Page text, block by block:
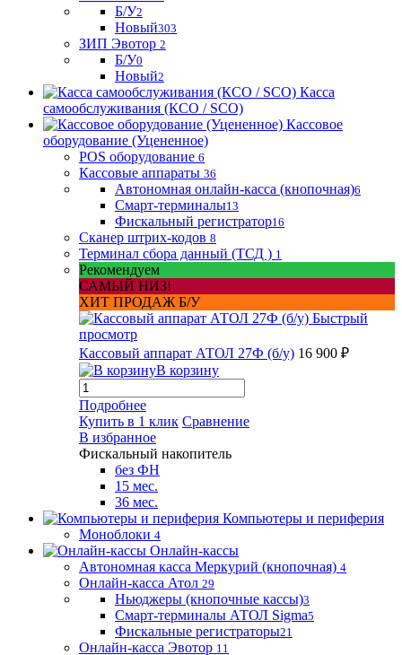
Б/У2
Новый303
ЗИП Эвотор 2
Б/У0
Новый2
Касса
самообслуживания (КСО / SCO)
Кассовое
оборудование (Уцененное)
POS оборудование 6
Кассовые аппараты 36
Автономная онлайн-касса (кнопочная)6
Смарт-терминалы13
Фискальный регистратор16
Сканер штрих-кодов 8
Терминал сбора данный (ТСД ) 1
Рекомендуем
САМЫЙ НИЗ!
ХИТ ПРОДАЖ Б/У
Быстрый
просмотр
Кассовый аппарат АТОЛ 27Ф (б/у) 16 900 ₽
В корзину
Подробнее
Купить в 1 клик Сравнение
В избранное
Фискальный накопитель
без ФН
15 мес.
36 мес.
Компьютеры и периферия
Моноблоки 4
Онлайн-кассы
Автономная касса Меркурий (кнопочная) 4
Онлайн-касса Атол 29
Ньюджеры (кнопочные кассы)3
Смарт-терминалы АТОЛ Sigma5
Фискальные регистраторы21
Онлайн-касса Эвотор 11